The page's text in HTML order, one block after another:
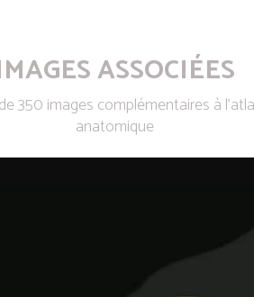
ASSOCIÉES
350 images complémentaires à
anatomique